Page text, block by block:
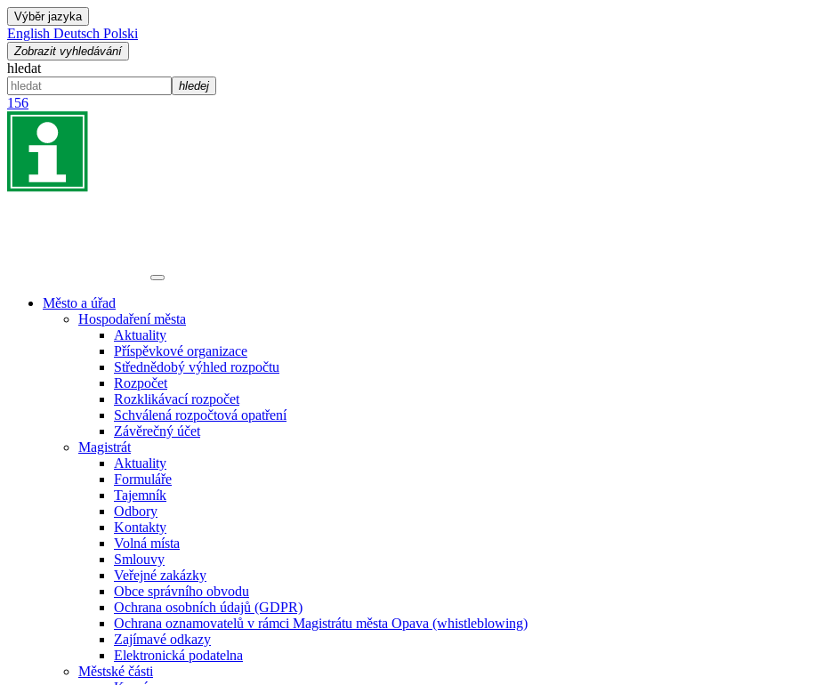
Výběr jazyka
English Deutsch Polski
Zobrazit vyhledávání
hledat
hledej
156
Město a úřad
Hospodaření města
Aktuality
Příspěvkové organizace
Střednědobý výhled rozpočtu
Rozpočet
Rozklikávací rozpočet
Schválená rozpočtová opatření
Závěrečný účet
Magistrát
Aktuality
Formuláře
Tajemník
Odbory
Kontakty
Volná místa
Smlouvy
Veřejné zakázky
Obce správního obvodu
Ochrana osobních údajů (GDPR)
Ochrana oznamovatelů v rámci Magistrátu města Opava (whistleblowing)
Zajímavé odkazy
Elektronická podatelna
Městské části